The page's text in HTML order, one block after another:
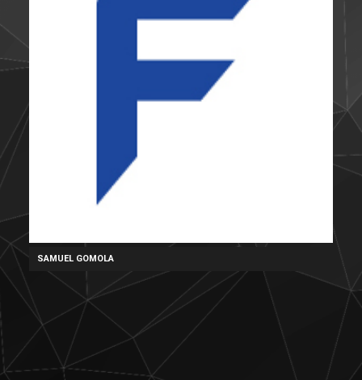
SAMUEL GOMOLA